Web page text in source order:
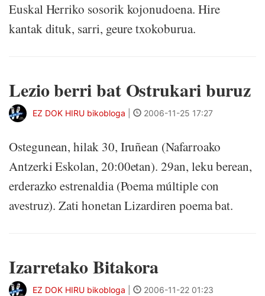
Euskal Herriko sosorik kojonudoena. Hire
kantak dituk, sarri, geure txokoburua.
Lezio berri bat Ostrukari buruz
EZ DOK HIRU bikobloga 2006-11-25 17:27
Ostegunean, hilak 30, Iruñean (Nafarroako
Antzerki Eskolan, 20:00etan). 29an, leku berean,
erderazko estrenaldia (Poema múltiple con
avestruz). Zati honetan Lizardiren poema bat.
Izarretako Bitakora
EZ DOK HIRU bikobloga 2006-11-22 01:23